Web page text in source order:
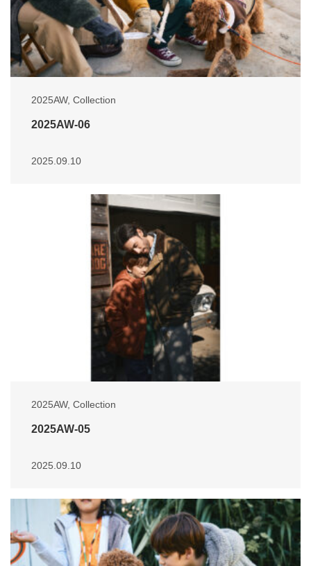
2025AW, Collection
2025AW-06
2025.09.10
2025AW, Collection
2025AW-05
2025.09.10